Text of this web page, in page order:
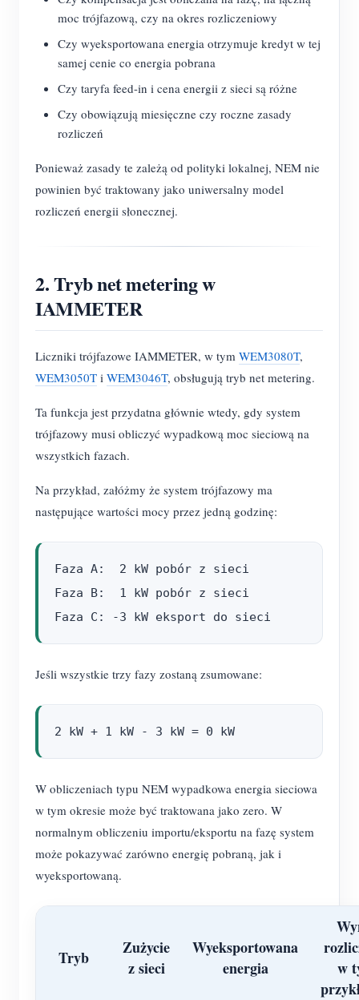
moc trójfazową, czy na okres rozliczeniowy
Czy wyeksportowana energia otrzymuje kredyt w tej
samej cenie co energia pobrana
Czy taryfa feed-in i cena energii z sieci są różne
Czy obowiązują miesięczne czy roczne zasady
rozliczeń
Ponieważ zasady te zależą od polityki lokalnej, NEM nie
powinien być traktowany jako uniwersalny model
rozliczeń energii słonecznej.
2. Tryb net metering w
IAMMETER
Liczniki trójfazowe IAMMETER, w tym WEM3080T,
WEM3050T i WEM3046T, obsługują tryb net metering.
Ta funkcja jest przydatna głównie wtedy, gdy system
trójfazowy musi obliczyć wypadkową moc sieciową na
wszystkich fazach.
Na przykład, załóżmy że system trójfazowy ma
następujące wartości mocy przez jedną godzinę:
Faza A:  2 kW pobór z sieci
Faza B:  1 kW pobór z sieci
Jeśli wszystkie trzy fazy zostaną zsumowane:
W obliczeniach typu NEM wypadkowa energia sieciowa
w tym okresie może być traktowana jako zero. W
normalnym obliczeniu importu/eksportu na fazę system
może pokazywać zarówno energię pobraną, jak i
wyeksportowaną.
Tryb
Zużycie
z sieci
Wyeksportowana
energia
w